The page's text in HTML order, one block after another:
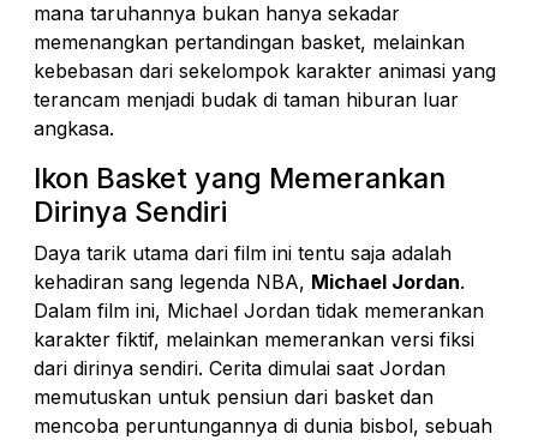
mana taruhannya bukan hanya sekadar
memenangkan pertandingan basket, melainkan
kebebasan dari sekelompok karakter animasi yang
terancam menjadi budak di taman hiburan luar
angkasa.
Ikon Basket yang Memerankan
Dirinya Sendiri
Daya tarik utama dari film ini tentu saja adalah
kehadiran sang legenda NBA, Michael Jordan.
Dalam film ini, Michael Jordan tidak memerankan
karakter fiktif, melainkan memerankan versi fiksi
dari dirinya sendiri. Cerita dimulai saat Jordan
memutuskan untuk pensiun dari basket dan
mencoba peruntungannya di dunia bisbol, sebuah